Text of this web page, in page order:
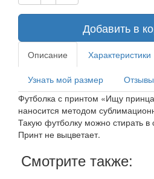
Добавить в
Описание Характеристики
Узнать мой размер
Футболка с принтом «Ищу
наносится методом
Такую футболку можно стирать
Принт не выцветает.
Смотрите также: